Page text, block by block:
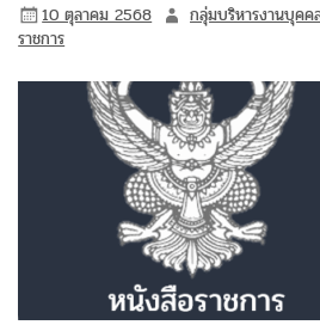
10 ตุลาคม 2568 กลุ่มบริหารงานบุคค
ราชการ